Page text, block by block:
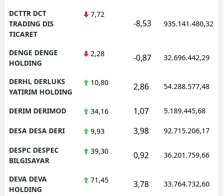
DCTTR DCT
TRADING DIS
TICARET
7,72
-8,53 935.141.480,32
DENGE DENGE
HOLDING
2,28 -0,87 32.696.442,29
DERHL DERLUKS
YATIRIM HOLDING
10,80 2,86 54.288.577,48
DERIM DERIMOD 34,16 1,07 5.189.445,68
DESA DESA DERI 9,93 3,98 92.715.206,17
DESPC DESPEC
BILGISAYAR
39,30 0,92 36.201.759,66
DEVA DEVA
HOLDING
71,45 3,78 33.764.732,60